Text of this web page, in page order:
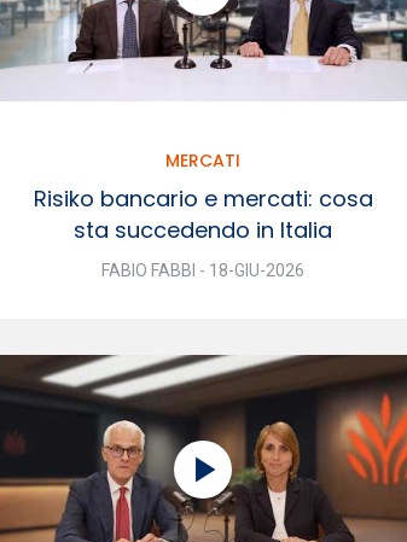
MERCATI
Risiko bancario e mercati: cosa
sta succedendo in Italia
FABIO FABBI - 18-GIU-2026